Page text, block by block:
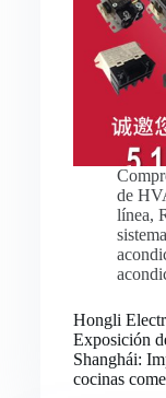
de
línea,
Hongli
Exposición
Shanghái:
cocinas